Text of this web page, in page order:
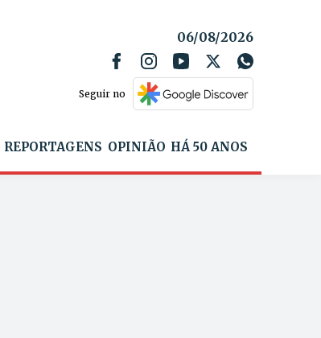
06/08/2026
Seguir no
REPORTAGENS OPINIÃO HÁ 50 ANOS